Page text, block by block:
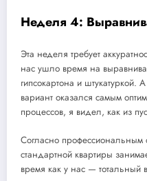
Неделя 4:
Эта неделя требует
нас ушло время на
гипсокартона и штукатуркой.
вариант оказался самым
процессов, я видел, как из
Согласно профессиональным
стандартной квартиры
время как у нас — тотальный